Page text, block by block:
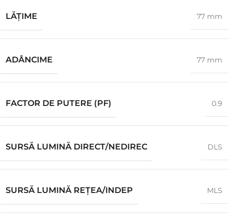
LĂŢIME 77 mm
ADÂNCIME 77 mm
FACTOR DE PUTERE (PF) 0.9
SURSĂ LUMINĂ DIRECT/NEDIREC DLS
SURSĂ LUMINĂ REȚEA/INDEP MLS